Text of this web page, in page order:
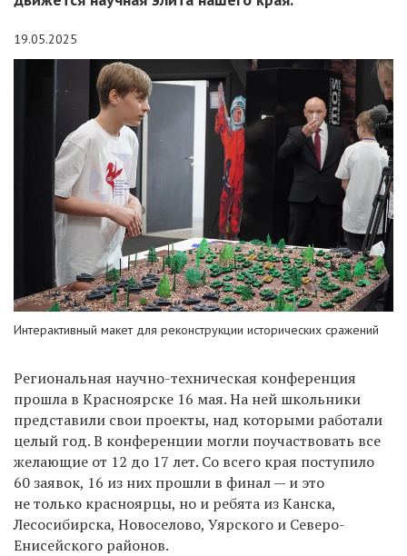
19.05.2025
Интерактивный макет для реконструкции исторических сражений
Региональная научно-техническая конференция
прошла в Красноярске 16 мая. На ней школьники
представили свои проекты, над которыми работали
целый год. В конференции могли поучаствовать все
желающие от 12 до 17 лет. Со всего края поступило
60 заявок, 16 из них прошли в финал — и это
не только красноярцы, но и ребята из Канска,
Лесосибирска, Новоселово, Уярского и Северо-
Енисейского районов.